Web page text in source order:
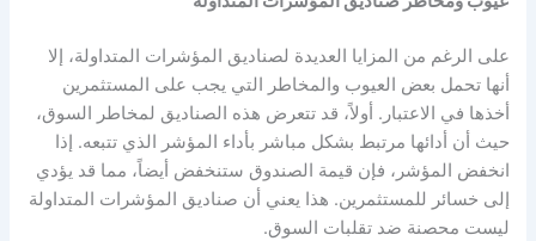
على الرغم من المزايا العديدة لصناديق المؤشرات المتداولة، إلا
أنها تحمل بعض العيوب والمخاطر التي يجب على المستثمرين
أخذها في الاعتبار. أولاً، قد تتعرض هذه الصناديق لمخاطر السوق،
حيث أن أدائها مرتبط بشكل مباشر بأداء المؤشر الذي تتبعه. إذا
انخفض المؤشر، فإن قيمة الصندوق ستنخفض أيضاً، مما قد يؤدي
إلى خسائر للمستثمرين. هذا يعني أن صناديق المؤشرات المتداولة
ليست محصنة ضد تقلبات السوق.